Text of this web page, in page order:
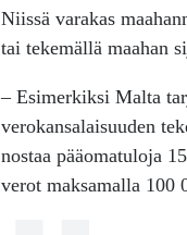
Niissä varakas
tai tekemällä maahan
– Esimerkiksi Malta
verokansalaisuuden
nostaa pääomatuloja
verot maksamalla 100